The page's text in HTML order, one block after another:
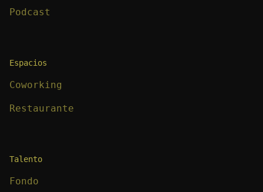
Podcast
Espacios
Coworking
Restaurante
Talento
Fondo